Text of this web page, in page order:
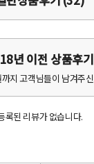
년 이전 상품후기
지 고객님들이 남겨주
록된 리뷰가 없습니다.